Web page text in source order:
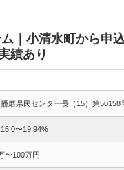
｜小清水町から申
績あり
磨県民センター長（15）第50158
〜19.94%
〜100万円